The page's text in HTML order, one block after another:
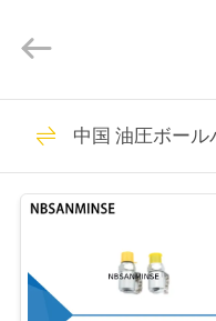
プ
ダ
Reserved.
空気電
中国 油圧ボール